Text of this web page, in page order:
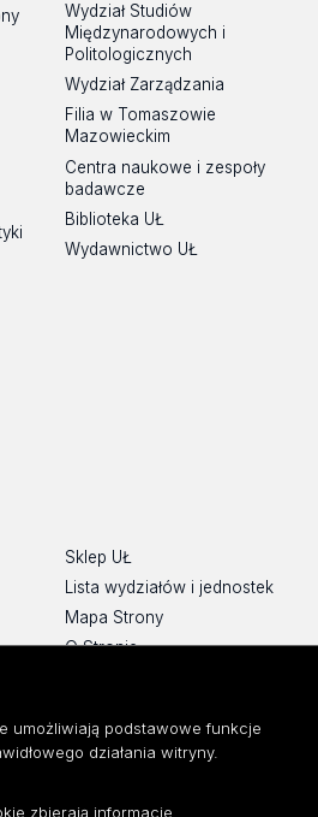
Wydział Studiów
Międzynarodowych i
Politologicznych
Wydział Zarządzania
Filia w Tomaszowie
Mazowieckim
Centra naukowe i zespoły
badawcze
Biblioteka UŁ
Wydawnictwo UŁ
Sklep UŁ
Lista wydziałów i jednostek
Mapa Strony
O Stronie
umożliwiają podstawowe funkcje
działania witryny.
zbierają informacje